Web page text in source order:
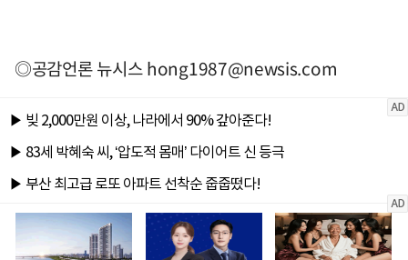
◎공감언론 뉴시스hong1987@newsis.com